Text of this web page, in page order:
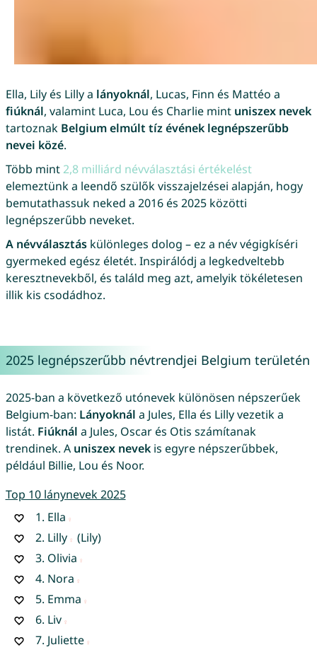
Ella, Lily és Lilly a lányoknál, Lucas, Finn és Mattéo a
fiúknál, valamint Luca, Lou és Charlie mint uniszex nevek
tartoznak Belgium elmúlt tíz évének legnépszerűbb
nevei közé.
Több mint2,8 milliárd névválasztási értékelést
elemeztünk a leendő szülők visszajelzései alapján, hogy
bemutathassuk neked a 2016 és 2025 közötti
legnépszerűbb neveket.
A névválasztáskülönleges dolog – ez a név végigkíséri
gyermeked egész életét. Inspirálódj a legkedveltebb
keresztnevekből, és találd meg azt, amelyik tökéletesen
illik kis csodádhoz.
2025 legnépszerűbb névtrendjei Belgium területén
2025-ban a következő utónevek különösen népszerűek
Belgium-ban: Lányoknál a Jules, Ella és Lilly vezetik a
listát. Fiúknál a Jules, Oscar és Otis számítanak
trendinek. A uniszex nevekis egyre népszerűbbek,
például Billie, Lou és Noor.
Top 10 lánynevek 2025
1. Ella
2. Lilly
(Lily)
3. Olivia
4. Nora
5. Emma
6. Liv
7. Juliette